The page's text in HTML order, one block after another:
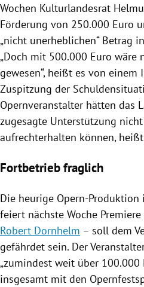
Wochen Kulturlandesrat
Förderung von 250.000 Euro
„nicht unerheblichen“ Betrag
„Doch mit 500.000 Euro wäre
gewesen“, heißt es von einem
Zuspitzung der
Opernveranstalter hätten das
zugesagte Unterstützung
aufrechterhalten können,
Fortbetrieb fraglich
Die heurige Opern-Produktion
feiert nächste Woche
Robert Dornhelm – soll dem
gefährdet sein. Der
„zumindest weit über 100.000
insgesamt mit den